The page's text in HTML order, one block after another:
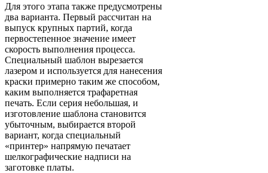
Для этого этапа также предусмотрены
два варианта. Первый рассчитан на
выпуск крупных партий, когда
первостепенное значение имеет
скорость выполнения процесса.
Специальный шаблон вырезается
лазером и используется для нанесения
краски примерно таким же способом,
каким выполняется трафаретная
печать. Если серия небольшая, и
изготовление шаблона становится
убыточным, выбирается второй
вариант, когда специальный
«принтер» напрямую печатает
шелкографические надписи на
заготовке платы.